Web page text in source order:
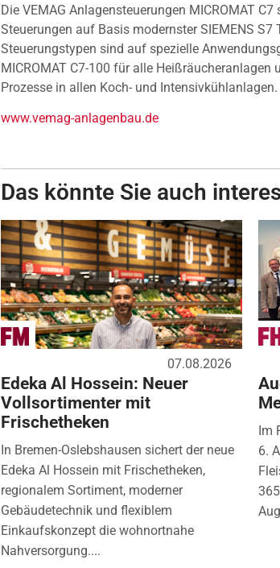
Die VEMAG Anlagensteuerungen MICROMAT
Steuerungen auf Basis modernster SIEMENS S7
Steuerungstypen sind auf spezielle
MICROMAT C7-100 für alle Heißräucheranlagen
Prozesse in allen Koch- und Intensivkühlanlagen.
www.vemag-anlagenbau.de
Das könnte Sie auch
07.08.2026
Edeka Al Hossein: Neuer
Vollsortimenter mit
Frischetheken
In Bremen-Oslebshausen sichert der neue
Edeka Al Hossein mit Frischetheken,
regionalem Sortiment, moderner
Gebäudetechnik und flexiblem
Einkaufskonzept die wohnortnahe
Nahversorgung....
Im
6.